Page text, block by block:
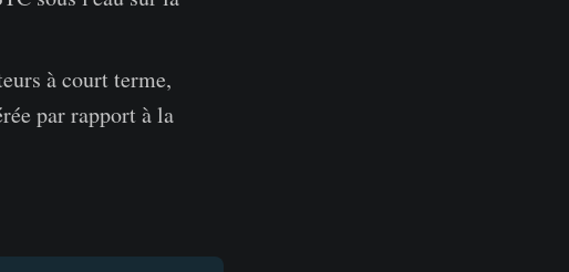
à court terme,
par rapport à la